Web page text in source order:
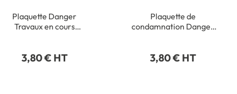
Plaquette Danger
Travaux en cours
2606S
3,80 € HT
Plaquette de
condamnation Danger
STF 2608S
3,80 € HT